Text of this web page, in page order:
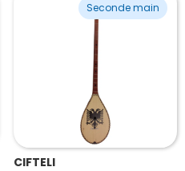
Seconde main
CIFTELI